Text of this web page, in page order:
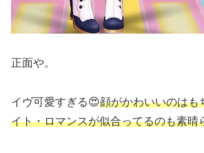
正面や。
イヴ可愛すぎる😍顔がかわいいのはも
イト・ロマンスが似合ってるのも素晴